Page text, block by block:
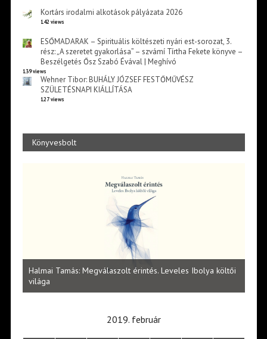
Kortárs irodalmi alkotások pályázata 2026
142 views
ESŐMADARAK – Spirituális költészeti nyári est-sorozat, 3.
rész: „A szeretet gyakorlása” – szvámí Tírtha Fekete könyve –
Beszélgetés Ősz Szabó Évával | Meghívó
139 views
Wehner Tibor: BUHÁLY JÓZSEF FESTŐMŰVÉSZ
SZÜLETÉSNAPI KIÁLLÍTÁSA
127 views
Könyvesbolt
Halmai Tamás: Megválaszolt érintés. Leveles Ibolya költői
világa
2019. február